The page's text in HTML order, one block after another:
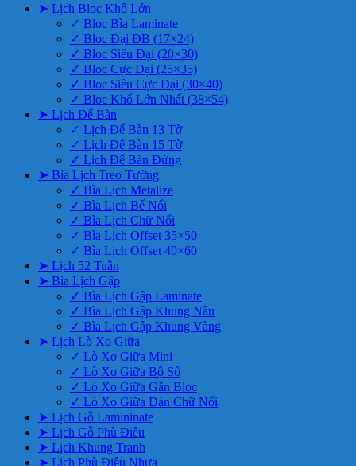
➤ Lịch Bloc Khổ Lớn
✓ Bloc Bìa Laminate
✓ Bloc Đại ĐB (17×24)
✓ Bloc Siêu Đại (20×30)
✓ Bloc Cực Đại (25×35)
✓ Bloc Siêu Cực Đại (30×40)
✓ Bloc Khổ Lớn Nhất (38×54)
➤ Lịch Để Bàn
✓ Lịch Để Bàn 13 Tờ
✓ Lịch Để Bàn 15 Tờ
✓ Lịch Để Bàn Đứng
➤ Bìa Lịch Treo Tường
✓ Bìa Lịch Metalize
✓ Bìa Lịch Bế Nổi
✓ Bìa Lịch Chữ Nổi
✓ Bìa Lịch Offset 35×50
✓ Bìa Lịch Offset 40×60
➤ Lịch 52 Tuần
➤ Bìa Lịch Gập
✓ Bìa Lịch Gập Laminate
✓ Bìa Lịch Gập Khung Nâu
✓ Bìa Lịch Gập Khung Vàng
➤ Lịch Lò Xo Giữa
✓ Lò Xo Giữa Mini
✓ Lò Xo Giữa Bộ Số
✓ Lò Xo Giữa Gắn Bloc
✓ Lò Xo Giữa Dán Chữ Nổi
➤ Lịch Gỗ Lamininate
➤ Lịch Gỗ Phù Điêu
➤ Lịch Khung Tranh
➤ Lịch Phù Điêu Nhựa